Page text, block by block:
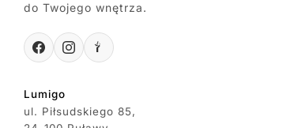
do Twojego wnętrza.
Lumigo
ul. Piłsudskiego 85,